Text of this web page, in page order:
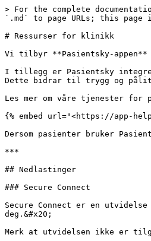
> For the complete
`.md` to page URLs; this
# Ressurser for klinikk
Vi tilbyr **Pasientsky-
I tillegg er Pasientsky
Dette bidrar til trygg og
Les mer om våre tjenester for
{% embed url="<https://app-
Dersom pasienter bruker
***
## Nedlastinger
### Secure Connect
Secure Connect er en
deg.&#x20;
Merk at utvidelsen ikke er